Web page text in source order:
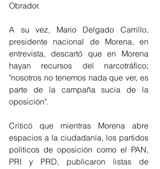
Obrador.
A su vez, Mario Delgado Carrillo,
presidente nacional de Morena, en
entrevista, descartó que en Morena
hayan recursos del narcotráfico;
"nosotros no tenemos nada que ver, es
parte de la campaña sucia de la
oposición".
Criticó que mientras Morena abre
espacios a la ciudadanía, los partidos
políticos de oposición como el PAN,
PRI y PRD, publicaron listas de